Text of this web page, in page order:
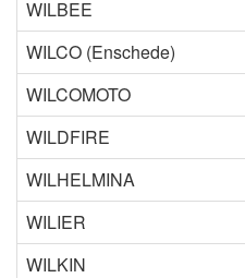
WILBEE
WILCO (Enschede)
WILCOMOTO
WILDFIRE
WILHELMINA
WILIER
WILKIN